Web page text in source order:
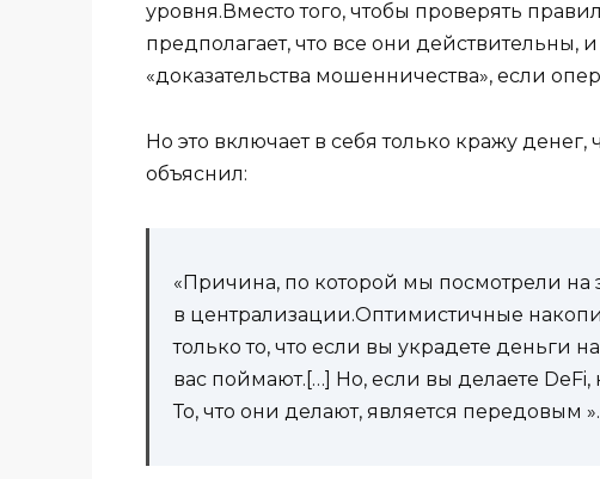
уровня.Вместо того, чтобы проверять
предполагает, что все они действительны,
«доказательства мошенничества», если
Но это включает в себя только кражу
объяснил:
«Причина, по которой мы посмотрели на
в централизации.Оптимистичные
только то, что если вы украдете деньги
вас поймают.[…] Но, если вы делаете
То, что они делают, является передовым ».